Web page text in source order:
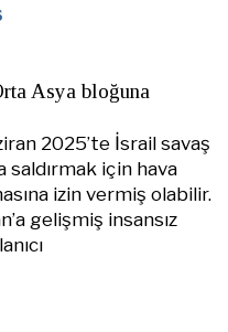
Asya bloğuna
2025’te İsrail savaş
saldırmak için hava
izin vermiş olabilir.
gelişmiş insansız